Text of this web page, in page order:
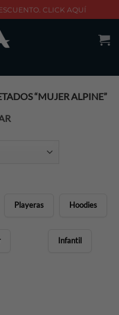
CLICK AQUÍ
“MUJER ALPINE”
Playeras Hoodies
Infantil